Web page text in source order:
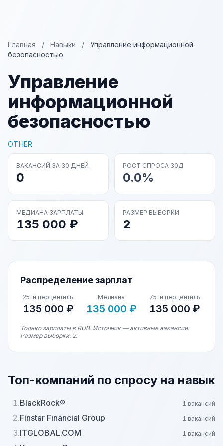
Главная / Навыки /
Управление информационной
безопасностью
Управление
информационной
безопасностью
OTHER
ВАКАНСИЙ ЗА 30 ДНЕЙ
0
РОСТ СПРОСА 30Д
0.0%
МЕДИАНА ЗАРПЛАТЫ
135 000 ₽
РАЗМЕР ВЫБОРКИ
2
Распределение зарплат
25-й перцентиль
135 000 ₽
Медиана
135 000 ₽
75-й перцентиль
135 000 ₽
Только зарплаты в RUB. Источник — активные вакансии.
Размер выборки: 2.
Топ-компаний по спросу на навык
1.BlackRock® 1 вакансий
2.Finstar Financial Group 1 вакансий
3.ITGLOBAL.COM 1 вакансий